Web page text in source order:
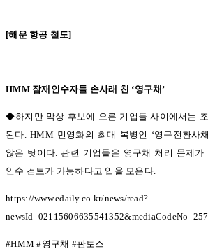
[해운 항공 철도]
HMM 잠재인수자들 손사래 친 ‘영구채’
◆하지만 막상 후보에 오른 기업들 사이에서는
된다. HMM 민영화의 최대 복병인 ‘영구전환사채
않은 탓이다. 관련 기업들은 영구채 처리 문제가
인수 검토가 가능하다고 입을 모은다.
https://www.edaily.co.kr/news/read?
#HMM #영구채 #판토스